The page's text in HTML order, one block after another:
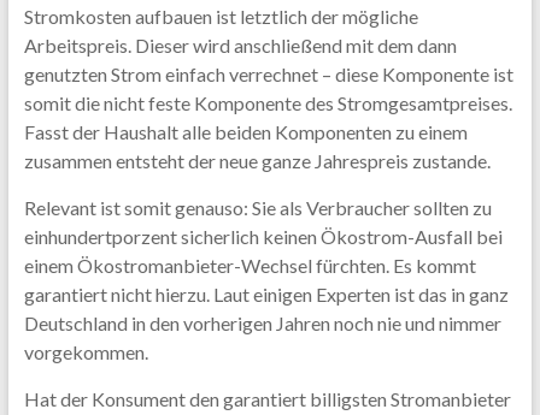
Stromkosten aufbauen ist letztlich der mögliche
Arbeitspreis. Dieser wird anschließend mit dem dann
genutzten Strom einfach verrechnet – diese Komponente ist
somit die nicht feste Komponente des Stromgesamtpreises.
Fasst der Haushalt alle beiden Komponenten zu einem
zusammen entsteht der neue ganze Jahrespreis zustande.
Relevant ist somit genauso: Sie als Verbraucher sollten zu
einhundertporzent sicherlich keinen Ökostrom-Ausfall bei
einem Ökostromanbieter-Wechsel fürchten. Es kommt
garantiert nicht hierzu. Laut einigen Experten ist das in ganz
Deutschland in den vorherigen Jahren noch nie und nimmer
vorgekommen.
Hat der Konsument den garantiert billigsten Stromanbieter